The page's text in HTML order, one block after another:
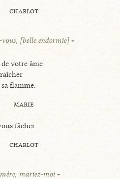
charlot
vous, [belle endormie]
votre âme
flamme.
marie
fâcher.
charlot
mariez-moi